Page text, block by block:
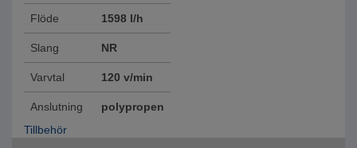
Flöde 1598 l/h
Slang NR
Varvtal 120 v/min
Anslutning
polypropen
Tillbehör